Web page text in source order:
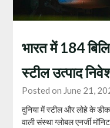
भारत में 184
स्टील उत्पाद
Posted on June 21,
दुनिया में स्‍टील और लोहे के
वाली संस्‍था ग्‍लोबल एनर्जी